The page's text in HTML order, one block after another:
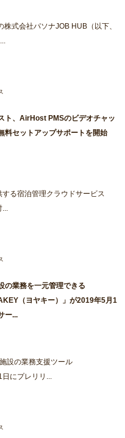
式会社パソナJOB HUB（以下、
ト、AirHost PMSのビデオチャッ
料セットアップサポートを開始
る宿泊管理クラウドサービス
...
の業務を一元管理できる
（ヨヤキー）」が2019年5月1
ー...
設の業務支援ツール
日にプレリリ...